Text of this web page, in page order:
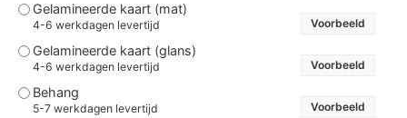
Gelamineerde kaart (mat)
4-6 werkdagen levertijd Voorbeeld
Gelamineerde kaart (glans)
4-6 werkdagen levertijd Voorbeeld
Behang
5-7 werkdagen levertijd Voorbeeld